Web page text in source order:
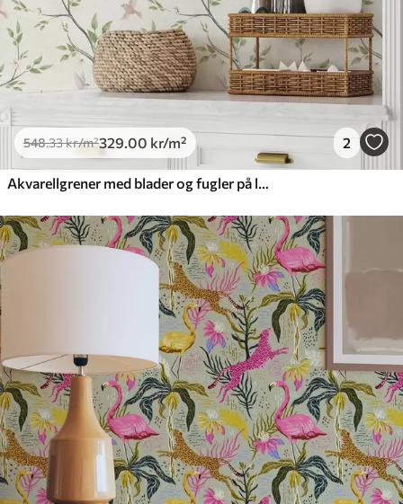
548.33kr/m²329.00 kr/m² 2
Akvarellgrener med blader og fugler på lys bakgrunn